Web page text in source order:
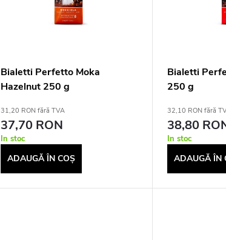
Bialetti Perfetto Moka
Hazelnut 250 g
31,20 RON fără TVA
37,70 RON
In stoc
ADAUGĂ ÎN COŞ
Bialetti
250 g
32,10 RON fără
38,80
In stoc
ADAUGĂ ÎN